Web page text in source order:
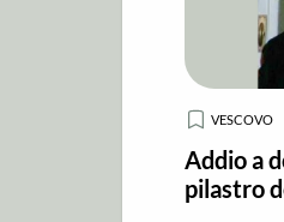
VESCOVO
Addio a
pilastro